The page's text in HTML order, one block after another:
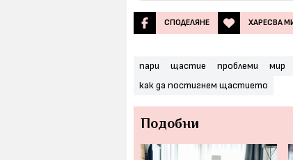
СПОДЕЛЯНЕ ХАРЕСВА
пари щастие проблеми мир
как да постигнем щастието
Подобни